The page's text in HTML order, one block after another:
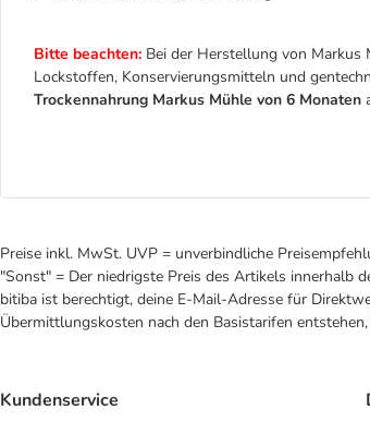
Bitte beachten: Bei der Herstellung von Markus
Lockstoffen, Konservierungsmitteln und
Trockennahrung Markus Mühle von 6 Monaten
Preise inkl. MwSt. UVP = unverbindliche
"Sonst" = Der niedrigste Preis des Artikels innerhalb
bitiba ist berechtigt, deine E-Mail-Adresse für
Übermittlungskosten nach den Basistarifen
Kundenservice